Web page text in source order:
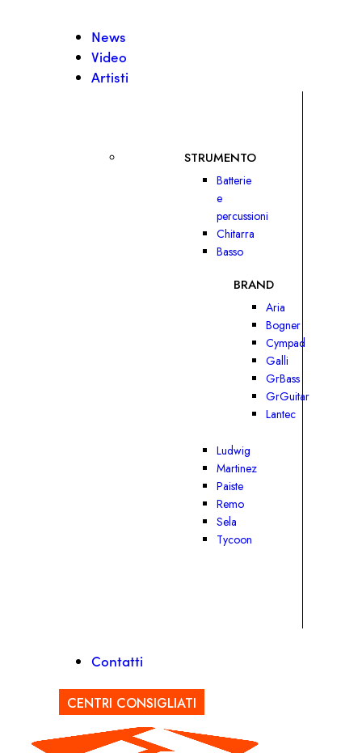
News
Video
Artisti
STRUMENTO
Batterie
e
percussioni
Chitarra
Basso
BRAND
Aria
Bogner
Cympad
Galli
GrBass
GrGuitar
Lantec
Ludwig
Martinez
Paiste
Remo
Sela
Tycoon
Contatti
CENTRI CONSIGLIATI